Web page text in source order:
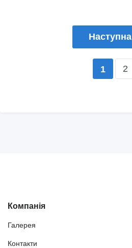
Наступна
1 2
Компанія
Галерея
Контакти